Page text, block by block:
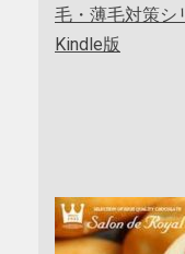
毛・薄毛対策シ
Kindle版